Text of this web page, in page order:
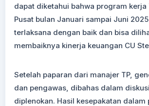
dapat diketahui bahwa program kerja
Pusat bulan Januari sampai Juni
terlaksana dengan baik dan bisa
membaiknya kinerja keuangan CU
Setelah paparan dari manajer TP,
dan pengawas, dibahas dalam
diplenokan. Hasil kesepakatan dalam